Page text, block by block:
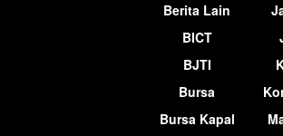
Berita Lain
BICT
BJTI
Bursa
Bursa Kapal